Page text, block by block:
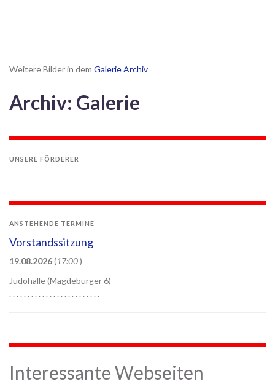
Weitere Bilder in dem Galerie Archiv
Archiv: Galerie
UNSERE FÖRDERER
ANSTEHENDE TERMINE
Vorstandssitzung
19.08.2026(17:00)
Judohalle (Magdeburger 6)
. . . . . . . . . . . . . . . . . . . . . . . . .
Interessante Webseiten